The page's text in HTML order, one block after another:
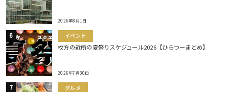
2026年8月1日
イベント
枚方の近所の夏祭りスケジュール2026【ひらつーまとめ】
2026年7月30日
グルメ